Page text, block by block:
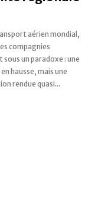
rendue quasi...